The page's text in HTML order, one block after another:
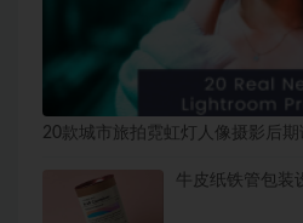
20款城市旅拍霓虹灯人像摄影后
牛皮纸铁管包装